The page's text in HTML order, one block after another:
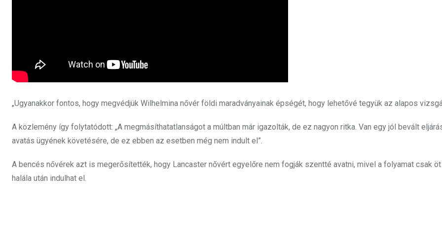
„Ugyanakkor fontos, hogy megvédjük Wilhelmina nővér földi maradványainak épségét, hogy lehetővé tegyük az alapos
A közlemény így folytatódott: „A megmásíthatatlanságot a múltban már igazolták, de ez nagyon ritka. Van egy jól bevált
avatás ügyének követésére, de ez ebben az esetben még nem indult el”.
A bencés nővérek azt is megerősítették, hogy Lancaster nővért egyelőre nem fogják szentté avatni, mivel a folyamat csak
halála után indulhat el.